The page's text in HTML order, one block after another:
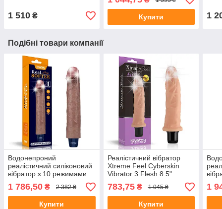
1 510 ₴ Купити 1
Подібні товари компанії
Водонепроний
реалістичний силіконовий
вібратор з 10 режимами
Rechargeable Silicone
Vibrating Dildo 9" 💖
1 786,50 ₴ 2 382 ₴
Купити
Реалістичний вібратор
Xtreme Feel Cyberskin
Vibrator 3 Flesh 8.5"
783,75₴ 1 045 ₴
Купити
11"
1